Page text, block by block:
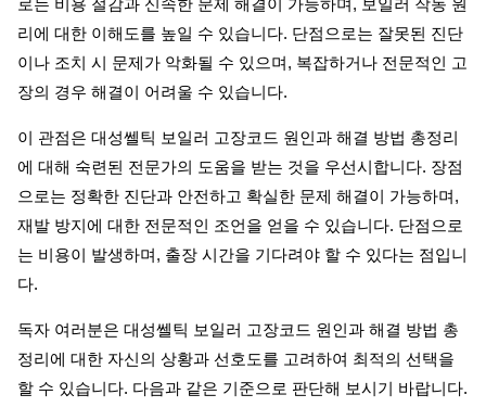
로는 비용 절감과 신속한 문제 해결이 가능하며, 보일러 작동 원
리에 대한 이해도를 높일 수 있습니다. 단점으로는 잘못된 진단
이나 조치 시 문제가 악화될 수 있으며, 복잡하거나 전문적인 고
장의 경우 해결이 어려울 수 있습니다.
이 관점은 대성쎌틱 보일러 고장코드 원인과 해결 방법 총정리
에 대해 숙련된 전문가의 도움을 받는 것을 우선시합니다. 장점
으로는 정확한 진단과 안전하고 확실한 문제 해결이 가능하며,
재발 방지에 대한 전문적인 조언을 얻을 수 있습니다. 단점으로
는 비용이 발생하며, 출장 시간을 기다려야 할 수 있다는 점입니
다.
독자 여러분은 대성쎌틱 보일러 고장코드 원인과 해결 방법 총
정리에 대한 자신의 상황과 선호도를 고려하여 최적의 선택을
할 수 있습니다. 다음과 같은 기준으로 판단해 보시기 바랍니다.